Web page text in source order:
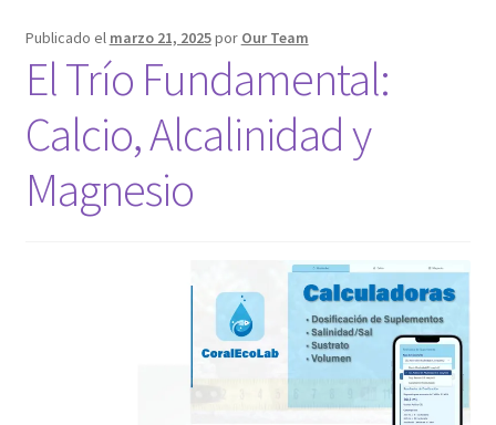
Nuestro laboratorio
Mi cuenta
Publicado el marzo 21, 2025por Our Team
El Trío Fundamental:
Calcio, Alcalinidad y
Magnesio